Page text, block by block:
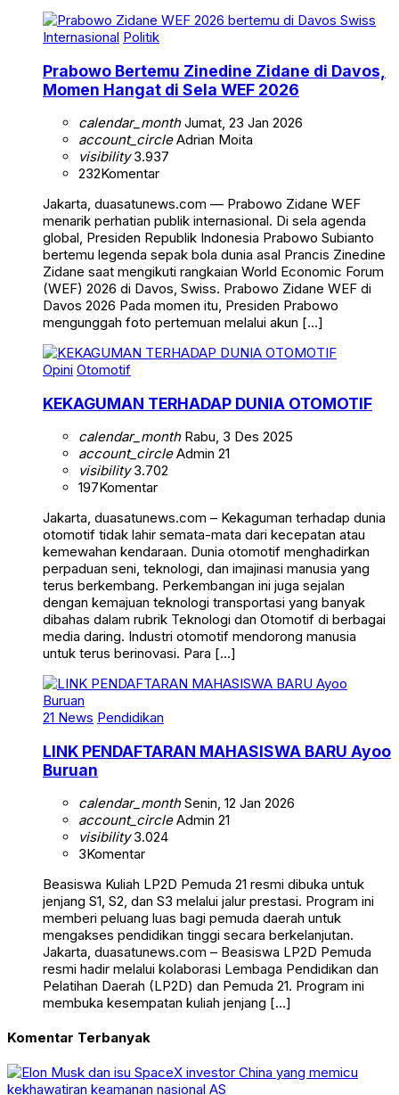
Internasional Politik
Prabowo Bertemu Zinedine Zidane di Davos,
Momen Hangat di Sela WEF 2026
calendar_monthJumat, 23 Jan 2026
account_circleAdrian Moita
visibility3.937
232Komentar
Jakarta, duasatunews.com — Prabowo Zidane WEF
menarik perhatian publik internasional. Di sela agenda
global, Presiden Republik Indonesia Prabowo Subianto
bertemu legenda sepak bola dunia asal Prancis Zinedine
Zidane saat mengikuti rangkaian World Economic Forum
(WEF) 2026 di Davos, Swiss. Prabowo Zidane WEF di
Davos 2026 Pada momen itu, Presiden Prabowo
mengunggah foto pertemuan melalui akun […]
Opini Otomotif
KEKAGUMAN TERHADAP DUNIA OTOMOTIF
calendar_monthRabu, 3 Des 2025
account_circleAdmin 21
visibility3.702
197Komentar
Jakarta, duasatunews.com – Kekaguman terhadap dunia
otomotif tidak lahir semata-mata dari kecepatan atau
kemewahan kendaraan. Dunia otomotif menghadirkan
perpaduan seni, teknologi, dan imajinasi manusia yang
terus berkembang. Perkembangan ini juga sejalan
dengan kemajuan teknologi transportasi yang banyak
dibahas dalam rubrik Teknologi dan Otomotif di berbagai
media daring. Industri otomotif mendorong manusia
untuk terus berinovasi. Para […]
21 News Pendidikan
LINK PENDAFTARAN MAHASISWA BARU Ayoo
Buruan
calendar_monthSenin, 12 Jan 2026
account_circleAdmin 21
visibility3.024
3Komentar
Beasiswa Kuliah LP2D Pemuda 21 resmi dibuka untuk
jenjang S1, S2, dan S3 melalui jalur prestasi. Program ini
memberi peluang luas bagi pemuda daerah untuk
mengakses pendidikan tinggi secara berkelanjutan.
Jakarta, duasatunews.com – Beasiswa LP2D Pemuda
resmi hadir melalui kolaborasi Lembaga Pendidikan dan
Pelatihan Daerah (LP2D) dan Pemuda 21. Program ini
membuka kesempatan kuliah jenjang […]
Komentar Terbanyak